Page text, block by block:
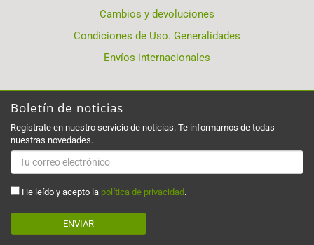
Cambios y devoluciones
Condiciones de Uso. Generalidades
Envíos internacionales
Boletín de noticias
Regístrate en nuestro servicio de noticias. Te informamos de todas
nuestras novedades.
He leído y acepto la política de privacidad .
ENVIAR